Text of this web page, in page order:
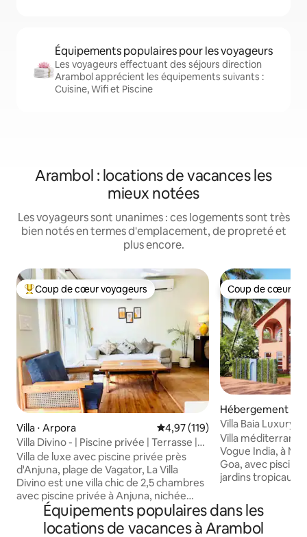
Équipements populaires pour les voyageurs
Les voyageurs effectuant des séjours direction
Arambol apprécient les équipements suivants :
Cuisine, Wifi et Piscine
Arambol : locations de vacances les
mieux notées
Les voyageurs sont unanimes : ces logements sont très
bien notés en termes d'emplacement, de propreté et
plus encore.
Coups de cœur voyageurs les plus appréciés
Coup de cœur voyageurs
Villa ⋅ Arpora Évaluation moyenne sur la
4,97 (119)
Villa Divino - | Piscine privée | Terrasse |
WiFi | Plage
Villa de luxe avec piscine privée près
d'Anjuna, plage de Vagator, La Villa
Divino est une villa chic de 2,5 chambres
avec piscine privée à Anjuna, nichée
dans une ceinture verte luxuriante et
calme, mais à quelques minutes des
Coup de cœur
Coup de cœur
Hébergement ⋅
Villa Baia Luxury
jacuzzi, Mandrem
Villa
Vogue India, à
Goa, avec
jardins tropicaux
intérieurs
cuisine équipée
plein air. À
Équipements populaires dans les
locations de vacances à Arambol